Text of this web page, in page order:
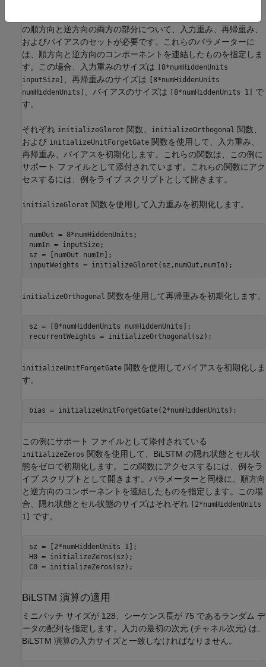
の順方向と逆方向の両方の部分について、入力重み、再帰重み、
およびバイアスのセットが必要です。これらのパラメーターに
は、順方向と逆方向のコンポーネントを連結したものを指定しま
す。この場合、入力重みのサイズは
[8*numHiddenUnits
inputSize]
、再帰重みのサイズは
[8*numHiddenUnits
numHiddenUnits]
、バイアスのサイズは [8*numHiddenUnits 1] で
す。
それぞれ initializeGlorot 関数、 initializeOrthogonal
関数、
および initializeUnitForgetGate 関数を使用して、入力重み、
再帰重み、バイアスを初期化します。これらの関数は、この例に
サポート ファイルとして添付されています。これらの関数にアク
セスするには、例をライブ スクリプトとして開きます。
initializeGlorot 関数を使用して入力重みを初期化します。
numOut = 8*numHiddenUnits;
numIn = inputSize;
sz = [numOut numIn];
inputWeights = initializeGlorot(sz,numOut,numIn);
initializeOrthogonal 関数を使用して再帰重みを初期化します。
sz = [8*numHiddenUnits numHiddenUnits];
recurrentWeights = initializeOrthogonal(sz);
initializeUnitForgetGate 関数を使用してバイアスを初期化しま
す。
bias = initializeUnitForgetGate(2*numHiddenUnits);
この例にサポート ファイルとして添付されている
initializeZeros 関数を使用して、BiLSTM の隠れ状態とセル状
態をゼロで初期化します。この関数にアクセスするには、例をラ
イブ スクリプトとして開きます。パラメーターと同様に、順方向
と逆方向のコンポーネントを連結したものを指定します。この場
合、隠れ状態とセル状態のサイズはそれぞれ [2*numHiddenUnits
1] です。
sz = [2*numHiddenUnits 1];
H0 = initializeZeros(sz);
C0 = initializeZeros(sz);
BiLSTM 演算の適用
ミニバッチ サイズが 128、シーケンス長が 75 であるランダム デ
ータの配列を指定します。入力の最初の次元 (チャネル次元) は、
BiLSTM 演算の入力サイズと一致しなければなりません。